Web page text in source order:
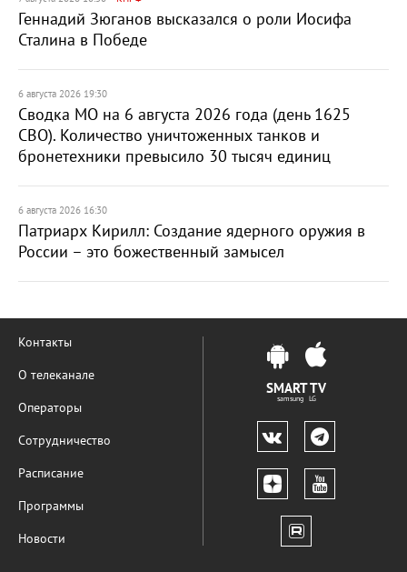
Геннадий Зюганов высказался о роли Иосифа
Сталина в Победе
6 августа 2026 19:30
Сводка МО на 6 августа 2026 года (день 1625
СВО). Количество уничтоженных танков и
бронетехники превысило 30 тысяч единиц
6 августа 2026 16:30
Патриарх Кирилл: Создание ядерного оружия в
России – это божественный замысел
Контакты
О телеканале
Операторы
Сотрудничество
Расписание
Программы
Новости
SMART TV
samsung LG